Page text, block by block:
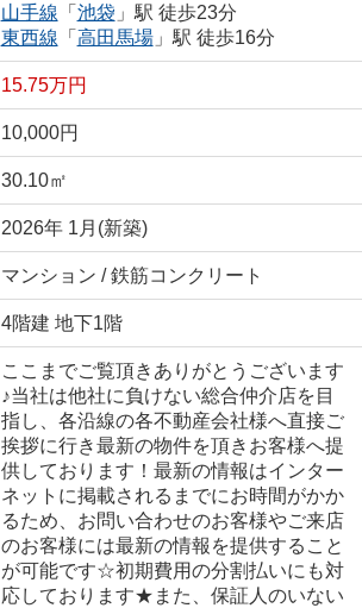
山手線 「 池袋 」駅 徒歩23分
東西線 「 高田馬場」駅 徒歩16分
15.75万円
10,000円
30.10㎡
2026年 1月(新築)
マンション / 鉄筋コンクリート
4階建 地下1階
ここまでご覧頂きありがとうございます
♪当社は他社に負けない総合仲介店を目
指し、各沿線の各不動産会社様へ直接ご
挨拶に行き最新の物件を頂きお客様へ提
供しております！最新の情報はインター
ネットに掲載されるまでにお時間がかか
るため、お問い合わせのお客様やご来店
のお客様には最新の情報を提供すること
が可能です☆初期費用の分割払いにも対
応しております★また、保証人のいない